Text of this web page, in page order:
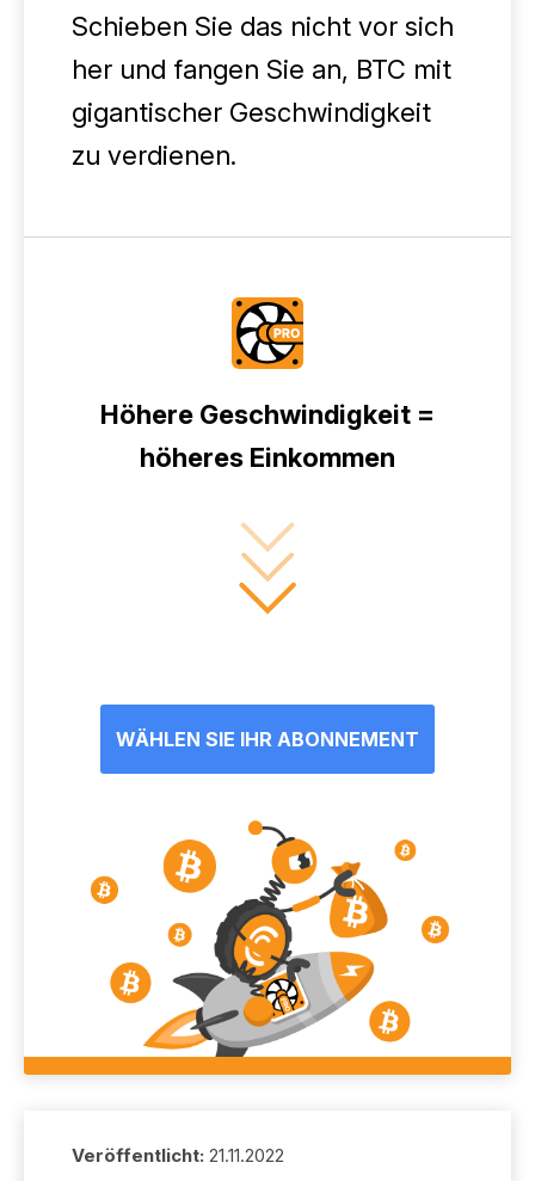
Schieben Sie das nicht vor sich
her und fangen Sie an, BTC mit
gigantischer Geschwindigkeit
zu verdienen.
Höhere Geschwindigkeit =
höheres Einkommen
WÄHLEN SIE IHR ABONNEMENT
Veröffentlicht: 21.11.2022